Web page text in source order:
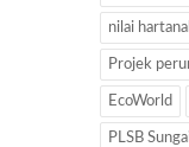
nilai
Projek
EcoWorld
PLSB